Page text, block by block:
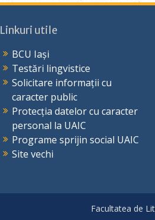
Linkuri utile
BCU Iași
Testări lingvistice
Solicitare informații cu
caracter public
Protecția datelor cu caracter
personal la UAIC
Programe sprijin social UAIC
Site vechi
Facultatea de